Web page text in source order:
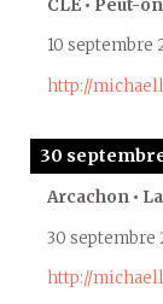
CLE • Peut-
10 septembre
http://
30
Arcachon •
30 septembre
http://